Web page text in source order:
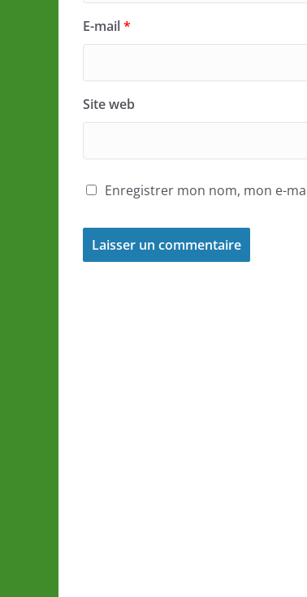
E-mail*
Site web
Enregistrer mon nom, mon e-